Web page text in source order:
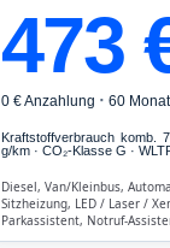
473
0 € Anzahlung · 60
Kraftstoffverbrauch komb.
g/km · CO₂-Klasse G ·
Diesel, Van/Kleinbus,
Sitzheizung, LED / Laser /
Parkassistent, Notruf-
Bluetooth,